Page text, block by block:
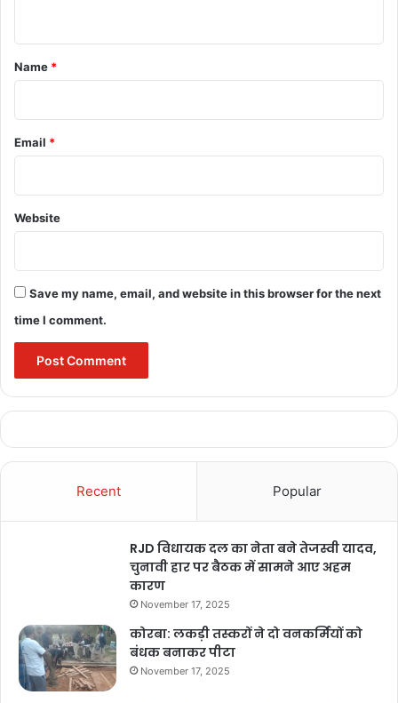
m modi chhattisgarh visit
new rail routes in chhattisgarh
new railway line in chhattisgarh News
politics
telangana to chhattisgarh railway line
बुलंद छत्तीसगढ़
*
Name *
Email *
Website
Save my name, email, and website in this browser for the next
time I comment.
Recent Popular
RJD विधायक दल का नेता बने तेजस्वी यादव,
चुनावी हार पर बैठक में सामने आए अहम
कारण
November 17, 2025
कोरबा: लकड़ी तस्करों ने दो वनकर्मियों को
बंधक बनाकर पीटा
November 17, 2025